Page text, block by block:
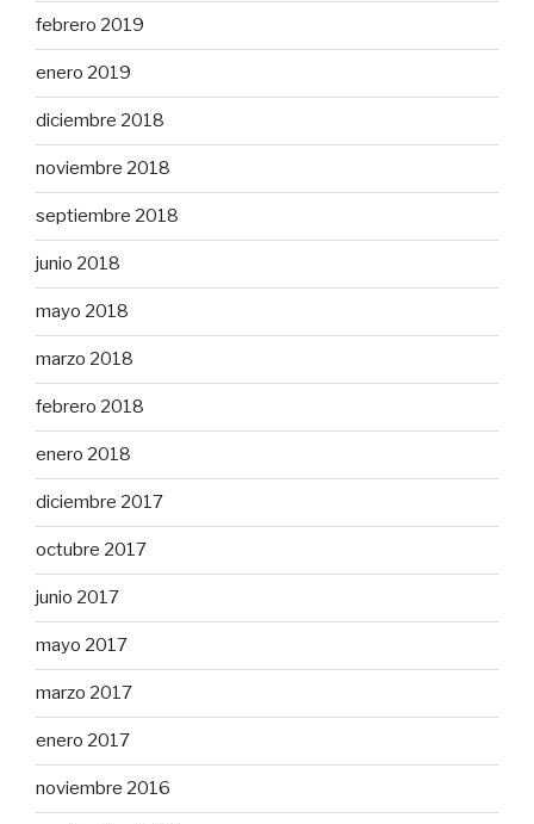
febrero 2019
enero 2019
diciembre 2018
noviembre 2018
septiembre 2018
junio 2018
mayo 2018
marzo 2018
febrero 2018
enero 2018
diciembre 2017
octubre 2017
junio 2017
mayo 2017
marzo 2017
enero 2017
noviembre 2016